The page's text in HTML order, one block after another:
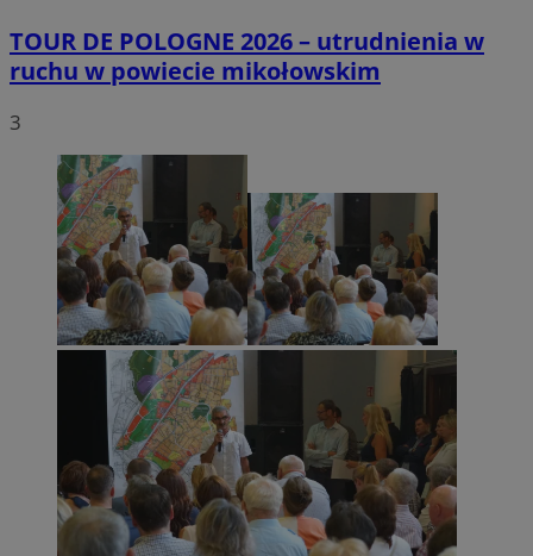
TOUR DE POLOGNE 2026 – utrudnienia w
ruchu w powiecie mikołowskim
3